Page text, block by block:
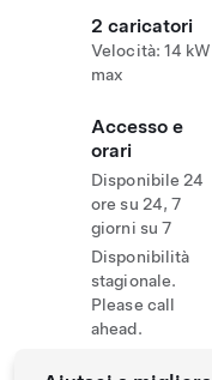
2 caricatori
Velocità: 14 kW
max
Accesso e
orari
Disponibile 24
ore su 24, 7
giorni su 7
Disponibilità
stagionale.
Please call
ahead.